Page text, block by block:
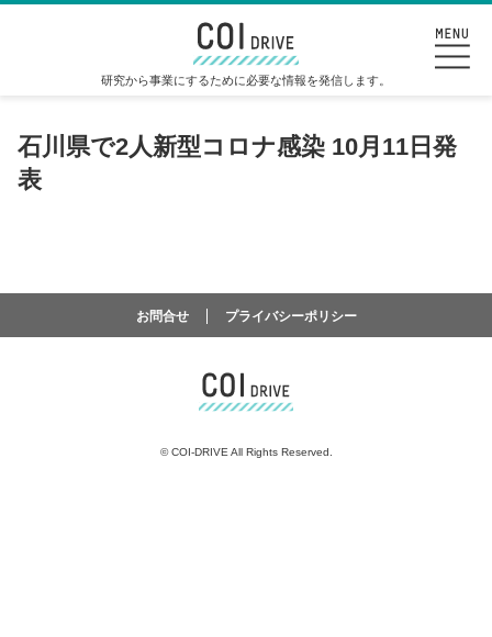
研究から事業にするために必要な情報を発信します。
石川県で2人新型コロナ感染 10月11日発
表
お問合せ プライバシーポリシー
©COI-DRIVE All Rights Reserved.